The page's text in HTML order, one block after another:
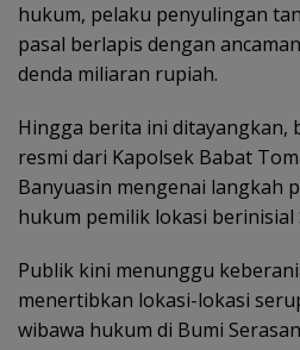
hukum, pelaku penyulingan
pasal berlapis dengan
denda miliaran rupiah.
Hingga berita ini ditayangkan,
resmi dari Kapolsek Babat
Banyuasin mengenai langkah
hukum pemilik lokasi berinisial
Publik kini menunggu
menertibkan lokasi-lokasi
wibawa hukum di Bumi